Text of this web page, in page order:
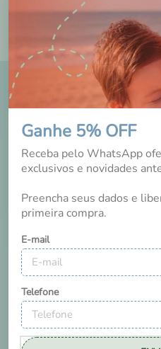
Ganhe 5% OFF
Receba pelo WhatsApp
exclusivos e novidades
Preencha seus dados e
primeira compra.
E-mail
Telefone
DICAS E
NO